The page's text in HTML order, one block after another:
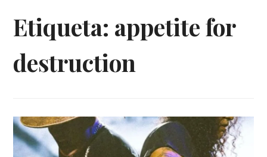
Etiqueta: appetite for
destruction